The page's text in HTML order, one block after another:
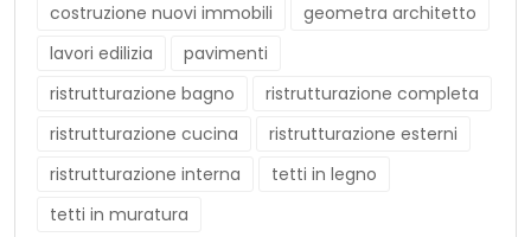
costruzione nuovi immobili
geometra architetto
lavori edilizia
pavimenti
ristrutturazione bagno
ristrutturazione completa
ristrutturazione cucina
ristrutturazione esterni
ristrutturazione interna
tetti in legno
tetti in muratura